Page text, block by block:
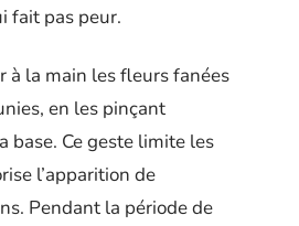
fait pas peur.
à la main les fleurs fanées
en les pinçant
base. Ce geste limite les
l’apparition de
Pendant la période de